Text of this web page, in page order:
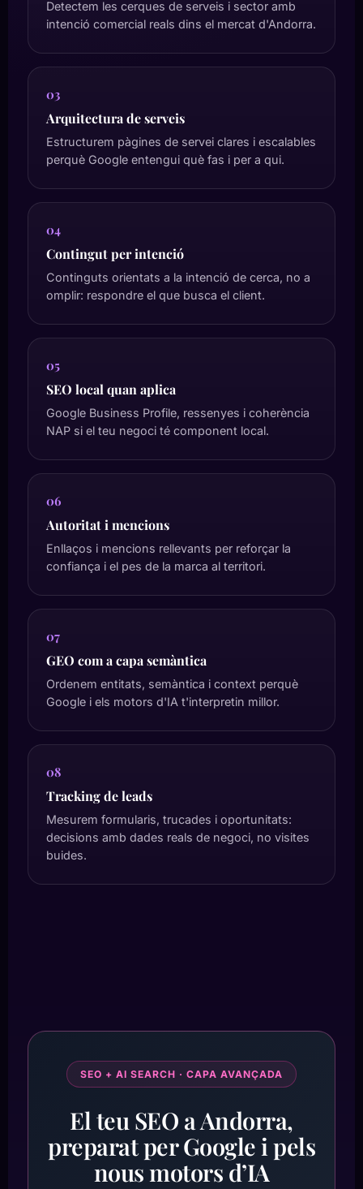
Detectem les cerques de serveis i sector amb
intenció comercial reals dins el mercat d'Andorra.
03
Arquitectura de serveis
Estructurem pàgines de servei clares i escalables
perquè Google entengui què fas i per a qui.
04
Contingut per intenció
Continguts orientats a la intenció de cerca, no a
omplir: respondre el que busca el client.
05
SEO local quan aplica
Google Business Profile, ressenyes i coherència
NAP si el teu negoci té component local.
06
Autoritat i mencions
Enllaços i mencions rellevants per reforçar la
confiança i el pes de la marca al territori.
07
GEO com a capa semàntica
Ordenem entitats, semàntica i context perquè
Google i els motors d'IA t'interpretin millor.
08
Tracking de leads
Mesurem formularis, trucades i oportunitats:
decisions amb dades reals de negoci, no visites
buides.
SEO + AI SEARCH · CAPA AVANÇADA
El teu SEO a Andorra,
preparat per Google i pels
nous motors d’IA